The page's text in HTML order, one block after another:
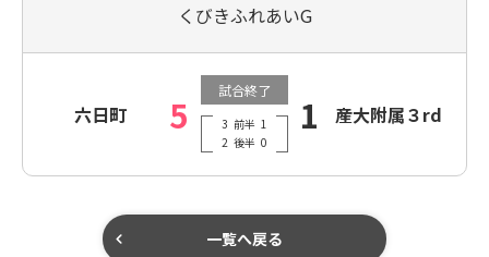
くびきふれあいG
六日町 5
試合終了
3 前半 1
2 後半 0
1 産大附属３rd
一覧へ戻る